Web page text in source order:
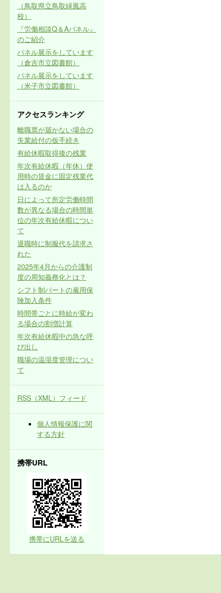
（鳥取県立鳥取緑風高
校）
『労働相談Q＆Aパネル』
のご紹介
パネル展示をしています
（倉吉市立図書館）
パネル展示をしています
（米子市立図書館）
アクセスランキング
離職票が届かない場合の
失業給付の仮手続き
有給休暇取得後の残業
年次有給休暇（年休）使
用時の賃金に固定残業代
は入るのか
日によって所定労働時間
数が異なる場合の時間単
位の年次有給休暇につい
て
退職時に制服代を請求さ
れた
2025年4月からの介護制
度の周知義務化とは？
シフト制パートの雇用保
険加入条件
時間帯ごとに時給が変わ
る場合の割増計算
年次有給休暇中の急な呼
び出し
職場の温湿度管理につい
て
RSS（XML）フィード
個人情報保護に関
する方針
携帯URL
携帯にURLを送る